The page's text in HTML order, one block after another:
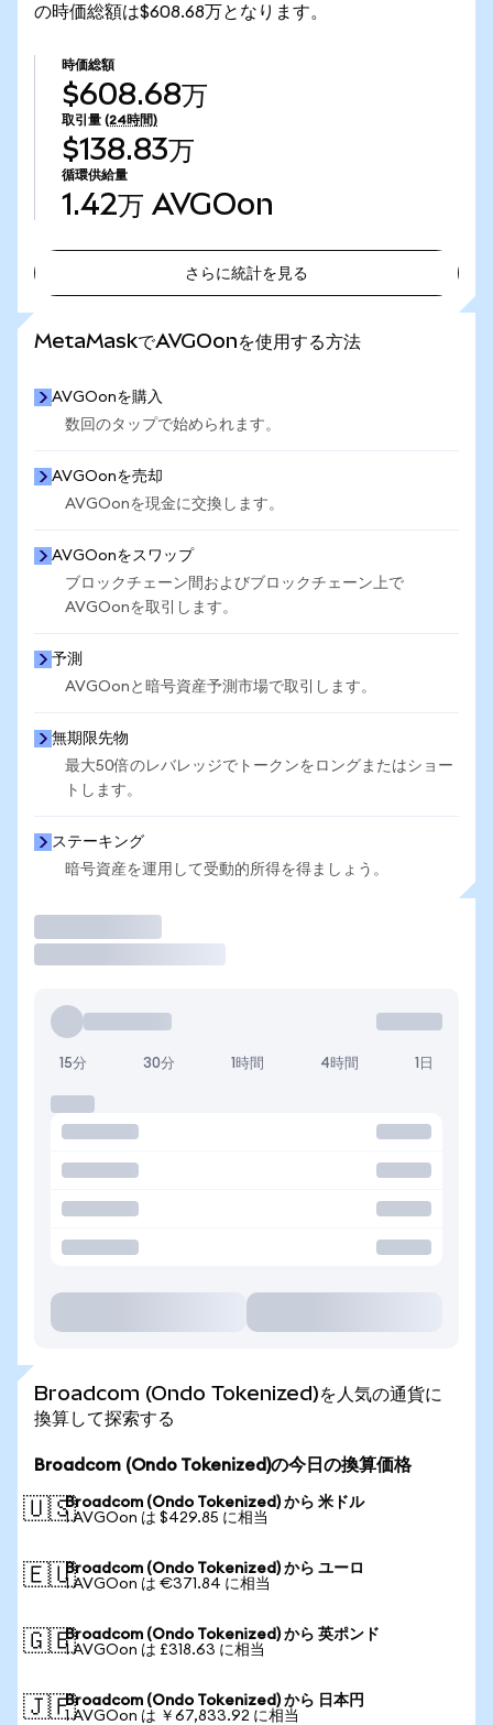
の時価総額は$608.68万となります。
時価総額
$608.68万
取引量 (24時間)
$138.83万
循環供給量
1.42万 AVGOon
さらに統計を見る
MetaMaskでAVGOonを使用する方法
AVGOonを購入
数回のタップで始められます。
AVGOonを売却
AVGOonを現金に交換します。
AVGOonをスワップ
ブロックチェーン間およびブロックチェーン上で
AVGOonを取引します。
予測
AVGOonと暗号資産予測市場で取引します。
無期限先物
最大50倍のレバレッジでトークンをロングまたはショー
トします。
ステーキング
暗号資産を運用して受動的所得を得ましょう。
15分 30分 1時間 4時間 1日
Broadcom (Ondo Tokenized)を人気の通貨に
換算して探索する
Broadcom (Ondo Tokenized)の今日の換算価格
🇺🇸Broadcom (Ondo Tokenized) から 米ドル
1 AVGOon は $429.85 に相当
🇪🇺Broadcom (Ondo Tokenized) から ユーロ
1 AVGOon は €371.84 に相当
🇬🇧Broadcom (Ondo Tokenized) から 英ポンド
1 AVGOon は £318.63 に相当
🇯🇵Broadcom (Ondo Tokenized) から 日本円
1 AVGOon は ￥67,833.92 に相当